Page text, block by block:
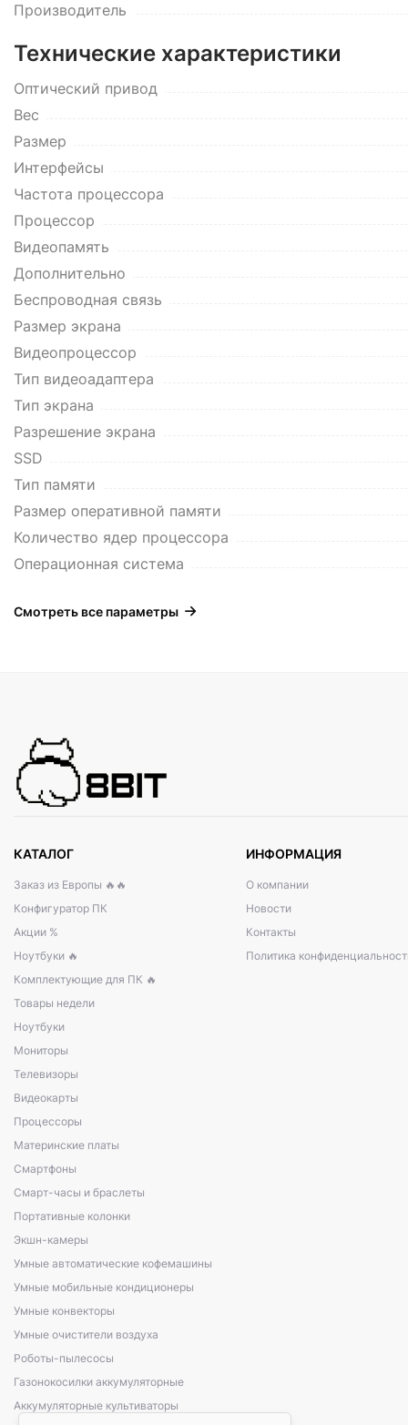
Производитель
Технические характеристики
Оптический привод
Вес
Размер
Интерфейсы
Частота процессора
Процессор
Видеопамять
Дополнительно
Беспроводная связь
Размер экрана
Видеопроцессор
Тип видеоадаптера
Тип экрана
Разрешение экрана
SSD
Тип памяти
Размер оперативной памяти
Количество ядер процессора
Операционная система
Смотреть все параметры
КАТАЛОГ
Заказ из Европы 🔥🔥
Конфигуратор ПК
Акции %
Ноутбуки 🔥
Комплектующие для ПК 🔥
Товары недели
Ноутбуки
Мониторы
Телевизоры
Видеокарты
Процессоры
Материнские платы
Смартфоны
Смарт-часы и браслеты
Портативные колонки
Экшн-камеры
Умные автоматические кофемашины
Умные мобильные кондиционеры
Умные конвекторы
Умные очистители воздуха
Роботы-пылесосы
Газонокосилки аккумуляторные
Аккумуляторные культиваторы
ИНФОРМАЦИЯ
О компании
Новости
Контакты
Политика